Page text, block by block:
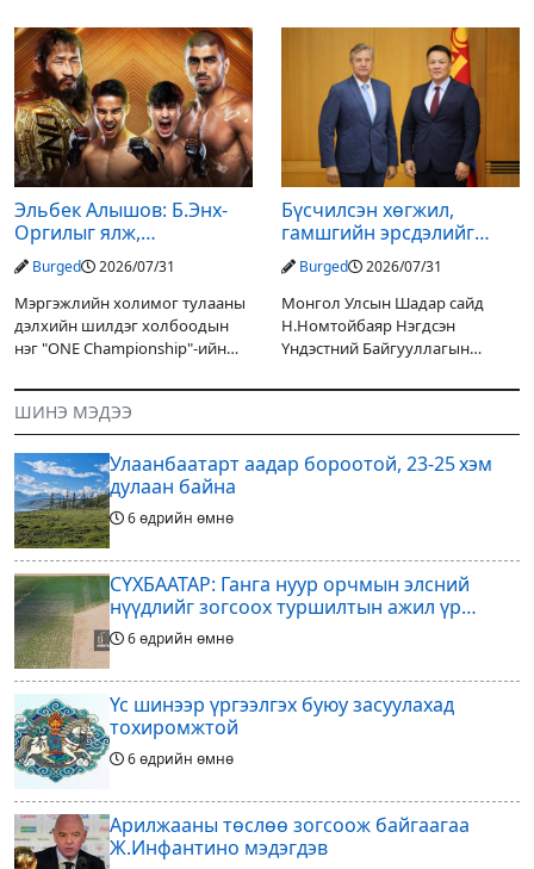
Дарьгангын Ганга нуурыг
сэргээн, хамгаалах төслийг
улсын төсвийн хөрөнгө
оруулалтаар хийж буй.
Төслийн
оруулагчдад худалдах
төслөөсөө татгалзахаар
шийдвэрлэснээ ФИФА-гийн
ерөнхийлөгч Жанни
Эльбек Алышов: Б.Энх-
Оргилыг ялж,
гэрийнхэндээ байшин
авч өгнө
Burged 2026/07/31
Мэргэжлийн холимог тулааны
дэлхийн шилдэг холбоодын
нэг "ONE Championship"-ийн
өнөөдөр/2026.07.31/ болно. Энэ
өдөрлөгийн оргил тулааны
эзэд нь бантам жингийн аварга
Бүсчилсэн хөгжил,
гамшгийн эрсдэлийг
бууруулах чиглэлээр
НҮБ-тай хамтын
ажиллагаагаа
өргөжүүлэхээр санал
солилцлоо
Burged 2026/07/31
Монгол Улсын Шадар сайд
Н.Номтойбаяр Нэгдсэн
Үндэстний Байгууллагын
Хиердэнийг хүлээн авч уулзан,
ажиллагааны өнөөгийн байдал
болон цаашдын
ШИНЭ МЭДЭЭ
Улаанбаатарт аадар бороотой, 23-25 хэм
дулаан байна
6 өдрийн өмнө
СҮХБААТАР: Ганга нуур орчмын элсний
нүүдлийг зогсоох туршилтын ажил үр
дүнгээ өгч эхэлжээ
6 өдрийн өмнө
Үс шинээр үргээлгэх буюу засуулахад
тохиромжтой
6 өдрийн өмнө
Арилжааны төслөө зогсоож байгаагаа
Ж.Инфантино мэдэгдэв